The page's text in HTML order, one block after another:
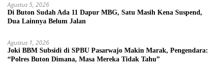
Agustus 5, 2026
Di Buton Sudah Ada 11 Dapur MBG, Satu Masih Kena Suspend,
Dua Lainnya Belum Jalan
Agustus 1, 2026
Joki BBM Subsidi di SPBU Pasarwajo Makin Marak, Pengendara:
“Polres Buton Dimana, Masa Mereka Tidak Tahu”